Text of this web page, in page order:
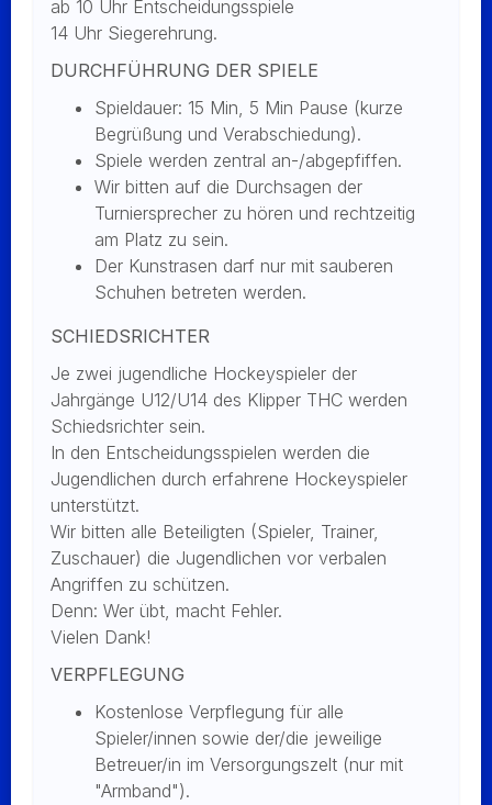
ab 10 Uhr Entscheidungsspiele
14 Uhr Siegerehrung.
DURCHFÜHRUNG DER SPIELE
Spieldauer: 15 Min, 5 Min Pause (kurze
Begrüßung und Verabschiedung).
Spiele werden zentral an-/abgepfiffen.
Wir bitten auf die Durchsagen der
Turniersprecher zu hören und rechtzeitig
am Platz zu sein.
Der Kunstrasen darf nur mit sauberen
Schuhen betreten werden.
SCHIEDSRICHTER
Je zwei jugendliche Hockeyspieler der
Jahrgänge U12/U14 des Klipper THC werden
Schiedsrichter sein.
In den Entscheidungsspielen werden die
Jugendlichen durch erfahrene Hockeyspieler
unterstützt.
Wir bitten alle Beteiligten (Spieler, Trainer,
Zuschauer) die Jugendlichen vor verbalen
Angriffen zu schützen.
Denn: Wer übt, macht Fehler.
Vielen Dank!
VERPFLEGUNG
Kostenlose Verpflegung für alle
Spieler/innen sowie der/die jeweilige
Betreuer/in im Versorgungszelt (nur mit
"Armband").